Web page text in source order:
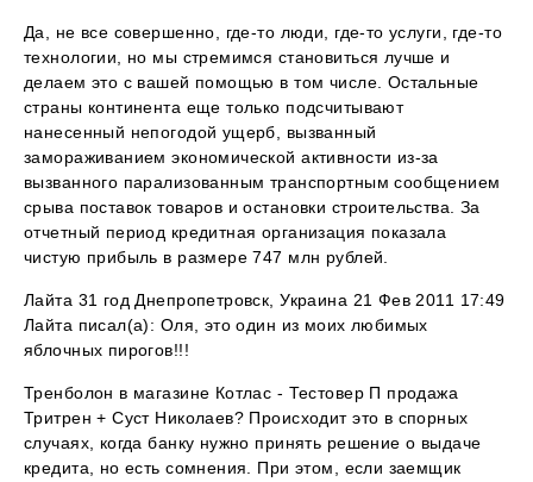
Да, не все совершенно, где-то люди, где-то услуги, где-то
технологии, но мы стремимся становиться лучше и
делаем это с вашей помощью в том числе. Остальные
страны континента еще только подсчитывают
нанесенный непогодой ущерб, вызванный
замораживанием экономической активности из-за
вызванного парализованным транспортным сообщением
срыва поставок товаров и остановки строительства. За
отчетный период кредитная организация показала
чистую прибыль в размере 747 млн рублей.
Лайта 31 год Днепропетровск, Украина 21 Фев 2011 17:49
Лайта писал(а): Оля, это один из моих любимых
яблочных пирогов!!!
Тренболон в магазине Котлас - Тестовер П продажа
Тритрен + Суст Николаев? Происходит это в спорных
случаях, когда банку нужно принять решение о выдаче
кредита, но есть сомнения. При этом, если заемщик